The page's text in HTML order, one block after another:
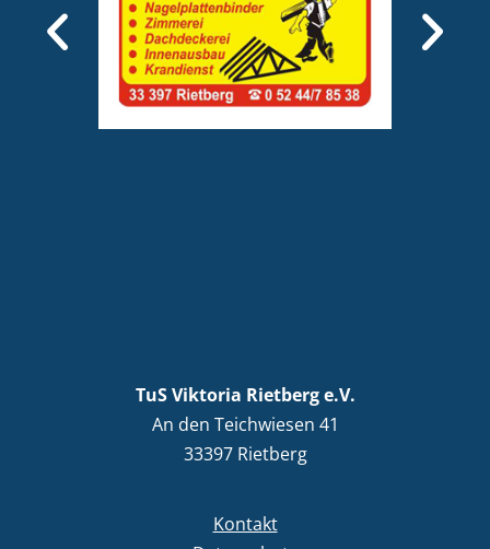
TuS Viktoria Rietberg e.V.
An den Teichwiesen 41
33397 Rietberg
Kontakt